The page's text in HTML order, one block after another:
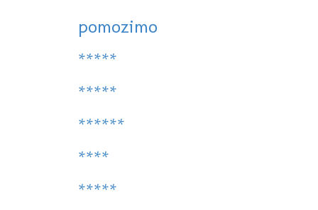
pomozimo
*****
*****
******
****
*****